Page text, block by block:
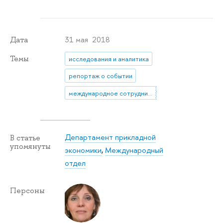
Дата 31 мая 2018
Темы
исследования и аналитика
репортаж о событии
В статье
упомянуты
Департамент прикладной
экономики,Международный
отдел
Персоны